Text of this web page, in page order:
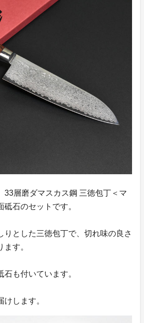
層磨ダマスカス鋼 三徳包丁＜マ
石のセットです。
りとした三徳包丁で、切れ味の良さ
す。
も付いています。
します。